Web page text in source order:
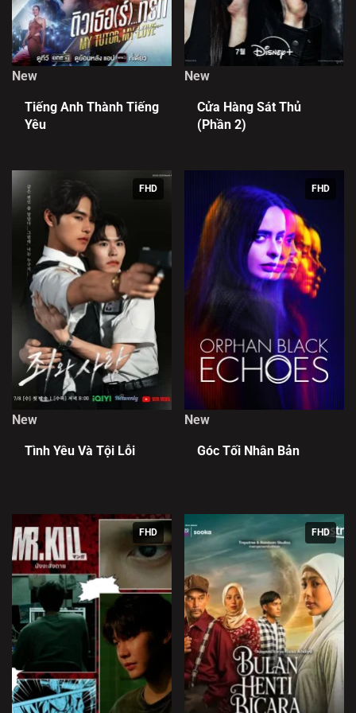
New
Tiếng Anh Thành Tiếng
Yêu
New
Cửa Hàng Sát Thủ
(Phần 2)
FHD
New
Tình Yêu Và Tội Lỗi
FHD
New
Góc Tối Nhân Bản
FHD FHD